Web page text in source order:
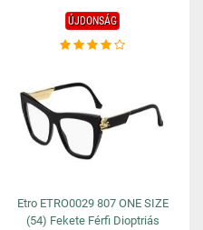
ÚJDONSÁG
Etro ETRO0029 807 ONE SIZE
(54) Fekete Férfi Dioptriás